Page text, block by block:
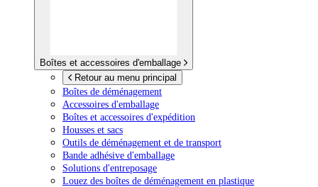
Boîtes et accessoires d'emballage
Retour au menu principal
Boîtes de déménagement
Accessoires d'emballage
Boîtes et accessoires d'expédition
Housses et sacs
Outils de déménagement et de transport
Bande adhésive d'emballage
Solutions d'entreposage
Louez des boîtes de déménagement en plastique